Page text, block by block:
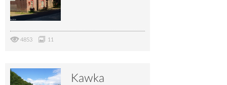
4853 11
Kawka